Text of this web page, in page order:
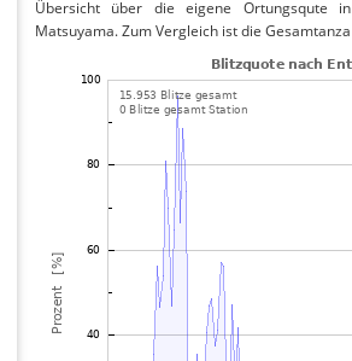
Übersicht über die eigene Ortungsqute
Matsuyama. Zum Vergleich ist die